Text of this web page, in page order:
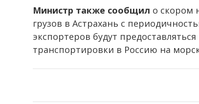
Министр также сообщил о скором
грузов в Астрахань с
экспортеров будут
транспортировки в Россию на